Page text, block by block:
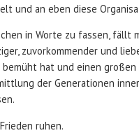
und an eben diese
in Worte zu fassen, fällt
zuvorkommender und
bemüht hat und einen
der Generationen
ruhen.